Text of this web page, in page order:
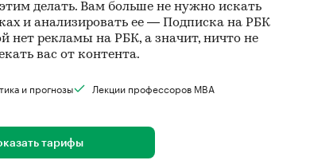
делать. Вам больше не нужно искать
и анализировать ее — Подписка на РБК
нет рекламы на РБК, а значит, ничто не
вас от контента.
и прогнозы Лекции профессоров MBA
тарифы